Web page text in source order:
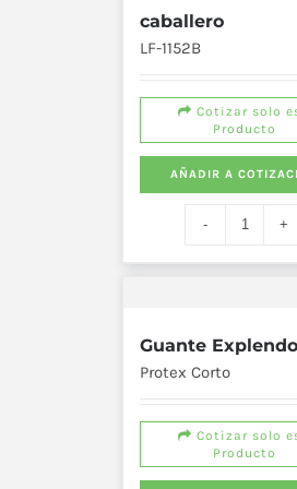
caballero
LF-1152B
Cotizar solo
Producto
AÑADIR A
Guante
Protex Corto
Cotizar solo
Producto